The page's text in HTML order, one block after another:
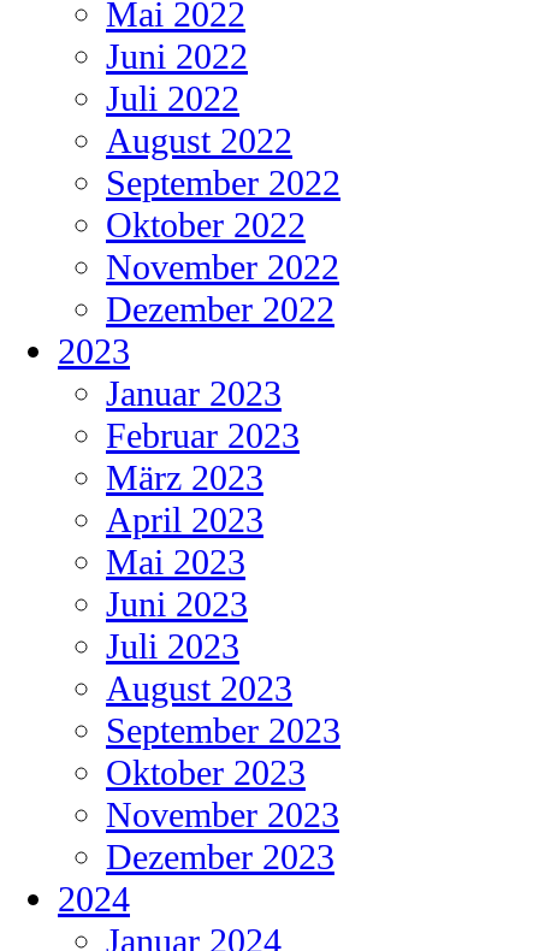
Mai 2022
Juni 2022
Juli 2022
August 2022
September 2022
Oktober 2022
November 2022
Dezember 2022
2023
Januar 2023
Februar 2023
März 2023
April 2023
Mai 2023
Juni 2023
Juli 2023
August 2023
September 2023
Oktober 2023
November 2023
Dezember 2023
2024
Januar 2024